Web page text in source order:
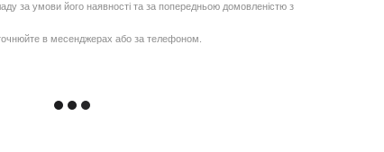
за умови його наявності та за попередньою домовленістю з
в месенджерах або за телефоном.